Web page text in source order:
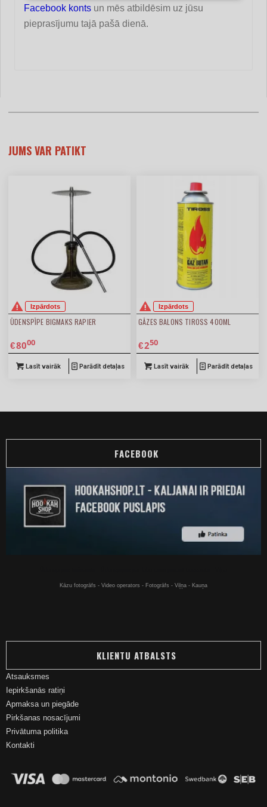
Facebook konts un mēs atbildēsim uz jūsu
pieprasījumu tajā pašā dienā.
JUMS VAR PATIKT
Izpārdots
ŪDENSPĪPE BIGMAKS RAPIER
€8000
Lasīt vairāk Parādīt detaļas
Izpārdots
GĀZES BALONS TIROSS 400ML
€250
Lasīt vairāk Parādīt detaļas
FACEBOOK
Kāzu fotogrāfs - Video operators - Fotogrāfs - Viļņa - Kauņa
KLIENTU ATBALSTS
Atsauksmes
Iepirkšanās ratiņi
Apmaksa un piegāde
Pirkšanas nosacījumi
Privātuma politika
Kontakti